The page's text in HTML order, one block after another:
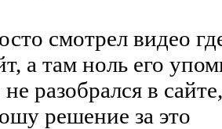
смотрел видео
а там ноль его
не разобрался в
решение за это